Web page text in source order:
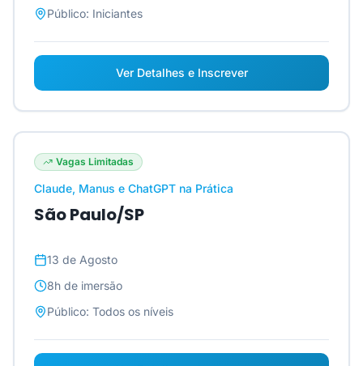
Público: Iniciantes
Ver Detalhes e Inscrever
Vagas Limitadas
Claude, Manus e ChatGPT na Prática
São Paulo/SP
13 de Agosto
8h de imersão
Público: Todos os níveis